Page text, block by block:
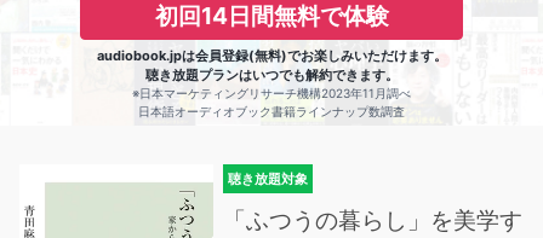
初回14日間無料で体験
audiobook.jpは会員登録(無料)でお楽しみいただけます。
聴き放題プランはいつでも解約できます。
※日本マーケティングリサーチ機構2023年11月調べ
日本語オーディオブック書籍ラインナップ数調査
聴き放題対象
「ふつうの暮らし」を美学す